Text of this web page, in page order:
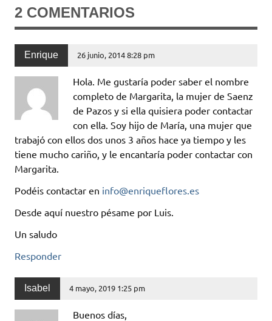
2 COMENTARIOS
Enrique 26 junio, 2014 8:28 pm
Hola. Me gustaría poder saber el nombre
completo de Margarita, la mujer de Saenz
de Pazos y si ella quisiera poder contactar
con ella. Soy hijo de María, una mujer que
trabajó con ellos dos unos 3 años hace ya tiempo y les
tiene mucho cariño, y le encantaría poder contactar con
Margarita.
Podéis contactar en info@enriqueflores.es
Desde aquí nuestro pésame por Luis.
Un saludo
Responder
Isabel 4 mayo, 2019 1:25 pm
Buenos días,